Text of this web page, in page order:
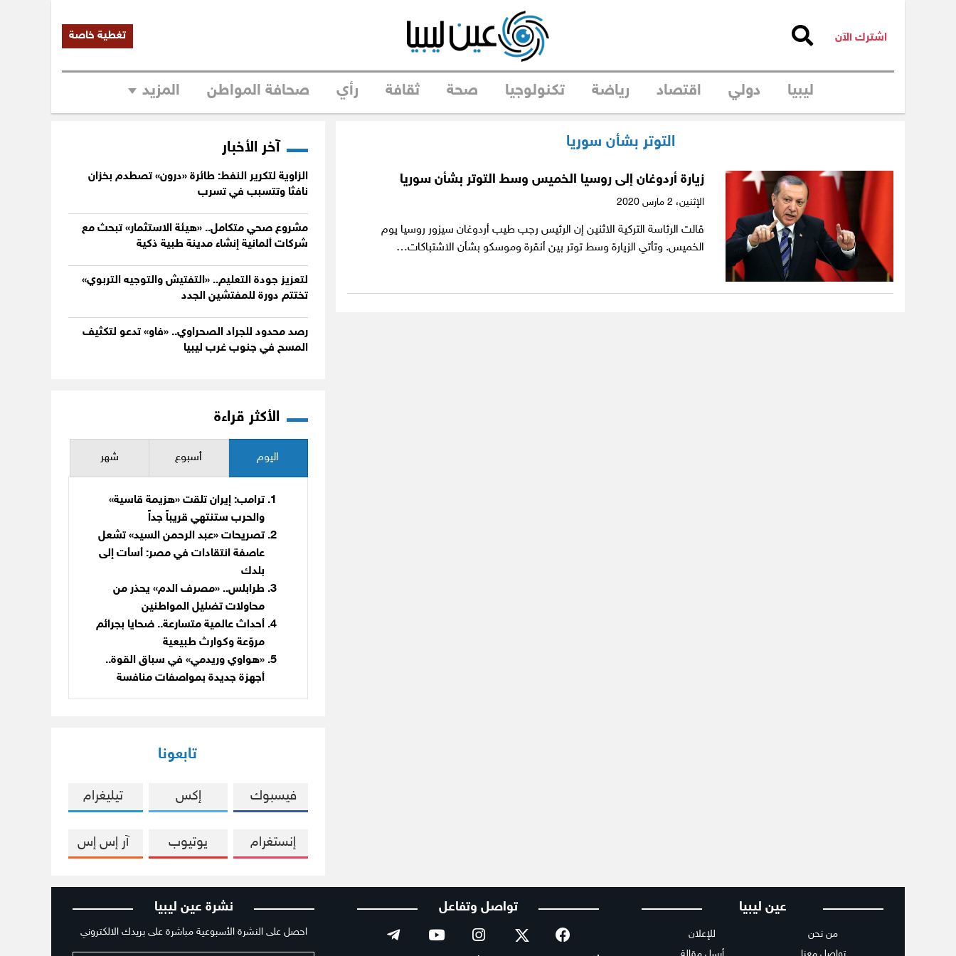
اشترك الآن تغطية خاصة
ليبيا دولي اقتصاد رياضة تكنولوجيا صحة ثقافة رأي صحافة المواطن المزيد
التوتر بشأن سوريا
زيارة أردوغان إلى روسيا الخميس وسط التوتر بشأن سوريا
الإثنين،
قالت الرئاسة التركية الاثنين إن الرئيس رجب طيب أردوغان سيزور روسيا يوم
الخميس. وتأتي الزيارة وسط توتر بين أنقرة وموسكو بشأن الاشتباكات…
آخر الأخبار
الزاوية لتكرير النفط: طائرة «درون» تصطدم بخزان
نافثا وتتسبب في تسرب
مشروع صحي متكامل.. «هيئة الاستثمار» تبحث مع
شركات ألمانية إنشاء مدينة طبية ذكية
لتعزيز جودة التعليم.. «التفتيش والتوجيه التربوي»
تختتم دورة للمفتشين الجدد
رصد محدود للجراد الصحراوي.. «فاو» تدعو لتكثيف
المسح في جنوب غرب ليبيا
الأكثر قراءة
اليوم أسبوع شهر
ترامب: إيران تلقت «هزيمة قاسية»
والحرب ستنتهي قريباً جداً
تصريحات «عبد الرحمن السيد» تشعل
عاصفة انتقادات في مصر: أسأت إلى
بلدك
طرابلس.. «مصرف الدم» يحذر من
محاولات تضليل المواطنين
أحداث عالمية متسارعة.. ضحايا بجرائم
مروّعة وكوارث طبيعية
«هواوي وريدمي» في سباق القوة..
أجهزة جديدة بمواصفات منافسة
تابعونا
فيسبوك إكس تيليغرام
إنستغرام يوتيوب آر إس إس
عين ليبيا
من نحن
للإعلان
تواصل وتفاعل نشرة عين ليبيا
احصل على النشرة الأسبوعية مباشرة على بريدك الالكتروني